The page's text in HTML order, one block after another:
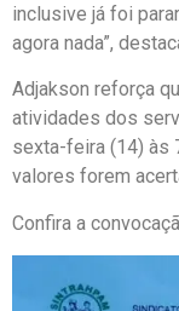
inclusive já foi
agora nada”,
Adjakson reforça
atividades dos
sexta-feira (14) às
valores forem
Confira a